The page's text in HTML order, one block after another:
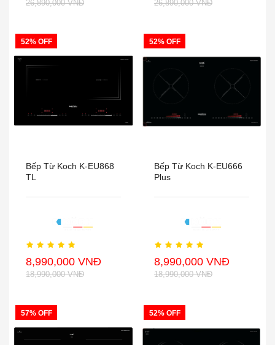
26,890,000 VNĐ 26,890,000 VNĐ
52% OFF
Bếp Từ Koch K-EU868
TL
8,990,000 VNĐ
18,990,000 VNĐ
52% OFF
Bếp Từ Koch K-EU666
Plus
8,990,000 VNĐ
18,990,000 VNĐ
57% OFF 52% OFF